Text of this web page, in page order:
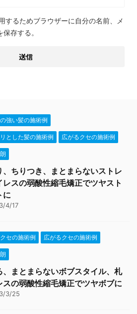
するためブラウザーに自分の名前、メ
存する。
強い髪の施術例
とした髪の施術例 広がるクセの施術例
、ちりつき、まとまらないストレ
レスの弱酸性縮毛矯正でツヤスト
に
4/17
セの施術例 広がるクセの施術例
、まとまらないボブスタイル、札
スの弱酸性縮毛矯正でツヤボブに
3/25